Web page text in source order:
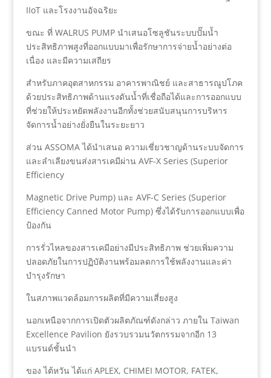
IIoT และโรงงานอัจฉริยะ
ขณะ ที่ WALRUS PUMP นำเสนอโซลูชันระบบปั๊มน้ำ
ประสิทธิภาพสูงที่ออกแบบมาเพื่อรักษาการจ่ายน้ำอย่างต่อ
เนื่อง และมีความเสถียร
สำหรับภาคอุตสาหกรรม อาคารพาณิชย์ และสาธารณูปโภค
ด้วยประสิทธิภาพด้านแรงดันน้ำที่เชื่อถือได้และการออกแบบ
ที่ช่วยให้ประหยัดพลังงานอีกทั้งช่วยสนับสนุนการบริหาร
จัดการน้ำอย่างยั่งยืนในระยะยาว
ส่วน ASSOMA ได้นำเสนอ ความเชี่ยวชาญด้านระบบจัดการ
และลำเลียงขนส่งสารเคมีผ่าน AVF-X Series (Superior
Efficiency
Magnetic Drive Pump) และ AVF-C Series (Superior
Efficiency Canned Motor Pump) ซึ่งได้รับการออกแบบเพื่อ
ป้องกัน
การรั่วไหลของสารเคมีอย่างมีประสิทธิภาพ ช่วยเพิ่มความ
ปลอดภัยในการปฏิบัติงานพร้อมลดการใช้พลังงานและค่า
บำรุงรักษา
ในสภาพแวดล้อมการผลิตที่มีความเสี่ยงสูง
นอกเหนือจากการเปิดตัวผลิตภัณฑ์ดังกล่าว ภายใน Taiwan
Excellence Pavilion ยังรวบรวมนวัตกรรมจากอีก 13
แบรนด์ชั้นนำ
ของ ไต้หวัน ได้แก่ APLEX, CHIMEI MOTOR, FATEK,